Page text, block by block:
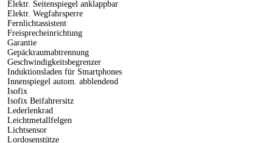
Elektr. Seitenspiegel anklappbar
Elektr. Wegfahrsperre
Fernlichtassistent
Freisprecheinrichtung
Garantie
Gepäckraumabtrennung
Geschwindigkeitsbegrenzer
Induktionsladen für Smartphones
Innenspiegel autom. abblendend
Isofix
Isofix Beifahrersitz
Lederlenkrad
Leichtmetallfelgen
Lichtsensor
Lordosenstütze